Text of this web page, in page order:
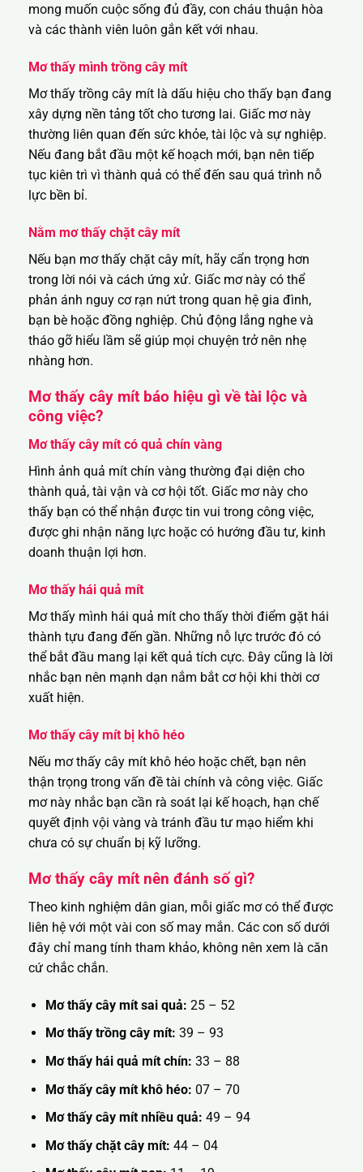
mong muốn cuộc sống đủ đầy, con cháu thuận hòa
và các thành viên luôn gắn kết với nhau.
Mơ thấy mình trồng cây mít
Mơ thấy trồng cây mít là dấu hiệu cho thấy bạn đang
xây dựng nền tảng tốt cho tương lai. Giấc mơ này
thường liên quan đến sức khỏe, tài lộc và sự nghiệp.
Nếu đang bắt đầu một kế hoạch mới, bạn nên tiếp
tục kiên trì vì thành quả có thể đến sau quá trình nỗ
lực bền bỉ.
Nằm mơ thấy chặt cây mít
Nếu bạn mơ thấy chặt cây mít, hãy cẩn trọng hơn
trong lời nói và cách ứng xử. Giấc mơ này có thể
phản ánh nguy cơ rạn nứt trong quan hệ gia đình,
bạn bè hoặc đồng nghiệp. Chủ động lắng nghe và
tháo gỡ hiểu lầm sẽ giúp mọi chuyện trở nên nhẹ
nhàng hơn.
Mơ thấy cây mít báo hiệu gì về tài lộc và
công việc?
Mơ thấy cây mít có quả chín vàng
Hình ảnh quả mít chín vàng thường đại diện cho
thành quả, tài vận và cơ hội tốt. Giấc mơ này cho
thấy bạn có thể nhận được tin vui trong công việc,
được ghi nhận năng lực hoặc có hướng đầu tư, kinh
doanh thuận lợi hơn.
Mơ thấy hái quả mít
Mơ thấy mình hái quả mít cho thấy thời điểm gặt hái
thành tựu đang đến gần. Những nỗ lực trước đó có
thể bắt đầu mang lại kết quả tích cực. Đây cũng là lời
nhắc bạn nên mạnh dạn nắm bắt cơ hội khi thời cơ
xuất hiện.
Mơ thấy cây mít bị khô héo
Nếu mơ thấy cây mít khô héo hoặc chết, bạn nên
thận trọng trong vấn đề tài chính và công việc. Giấc
mơ này nhắc bạn cần rà soát lại kế hoạch, hạn chế
quyết định vội vàng và tránh đầu tư mạo hiểm khi
chưa có sự chuẩn bị kỹ lưỡng.
Mơ thấy cây mít nên đánh số gì?
Theo kinh nghiệm dân gian, mỗi giấc mơ có thể được
liên hệ với một vài con số may mắn. Các con số dưới
đây chỉ mang tính tham khảo, không nên xem là căn
cứ chắc chắn.
Mơ thấy cây mít sai quả: 25 – 52
Mơ thấy trồng cây mít: 39 – 93
Mơ thấy hái quả mít chín: 33 – 88
Mơ thấy cây mít khô héo: 07 – 70
Mơ thấy cây mít nhiều quả: 49 – 94
Mơ thấy chặt cây mít: 44 – 04